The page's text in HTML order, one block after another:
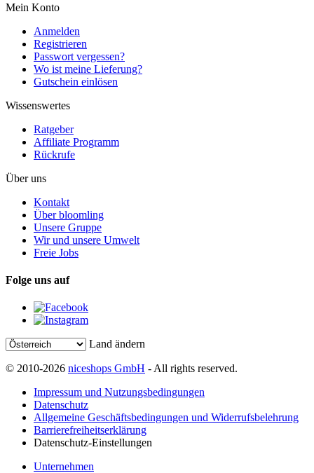
Mein Konto
Anmelden
Registrieren
Passwort vergessen?
Wo ist meine Lieferung?
Gutschein einlösen
Wissenswertes
Ratgeber
Affiliate Programm
Rückrufe
Über uns
Kontakt
Über bloomling
Unsere Gruppe
Wir und unsere Umwelt
Freie Jobs
Folge uns auf
Land ändern
© 2010-2026 niceshops GmbH - All rights reserved.
Impressum und Nutzungsbedingungen
Datenschutz
Allgemeine Geschäftsbedingungen und Widerrufsbelehrung
Barrierefreiheitserklärung
Datenschutz-Einstellungen
Unternehmen